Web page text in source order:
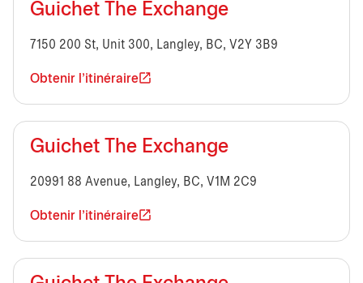
Guichet The Exchange
7150 200 St, Unit 300, Langley, BC, V2Y 3B9
Obtenir l'itinéraire
Guichet The Exchange
20991 88 Avenue, Langley, BC, V1M 2C9
Obtenir l'itinéraire